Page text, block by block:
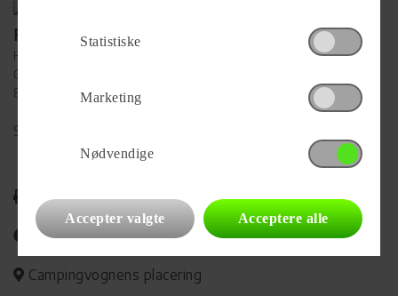
Forhandler
Hinshøj Caravan A/S
Gl. Viborgvej 392, Ålum
8920 Randers NV
Se alle
Udskriv
Del på Facebook
Campingvognens placering
Statistiske
Marketing
Nødvendige
Accepter valgte Acceptere alle